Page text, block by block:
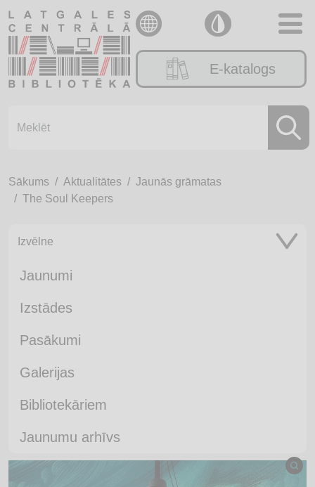
E-katalogs
Sākums Aktualitātes
Jaunās grāmatas
The Soul Keepers
Izvēlne
Jaunumi
Izstādes
Pasākumi
Galerijas
Bibliotekāriem
Jaunumu arhīvs